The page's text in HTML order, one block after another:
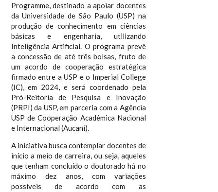
Programme, destinado a apoiar docentes
da Universidade de São Paulo (USP) na
produção de conhecimento em ciências
básicas e engenharia, utilizando
Inteligência Artificial. O programa prevê
a concessão de até três bolsas, fruto de
um acordo de cooperação estratégica
firmado entre a USP e o Imperial College
(IC), em 2024, e será coordenado pela
Pró-Reitoria de Pesquisa e Inovação
(PRPI) da USP, em parceria com a Agência
USP de Cooperação Acadêmica Nacional
e Internacional (Aucani).
A iniciativa busca contemplar docentes de
início a meio de carreira, ou seja, aqueles
que tenham concluído o doutorado há no
máximo dez anos, com variações
possíveis de acordo com as